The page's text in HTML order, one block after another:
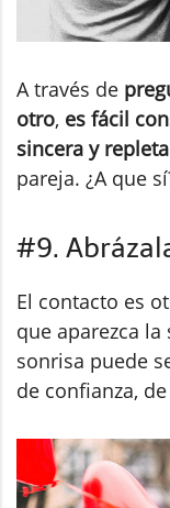
A través de
otro, es fácil
sincera y
pareja. ¿A que
#9.
El contacto es
que aparezca
sonrisa puede
de confianza,